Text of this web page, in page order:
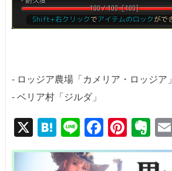
- ロッジア農場「カメリア・ロッジア」
- ベリア村「ジルダ」
X H
at
e
Li
n
e
F
a
c
Pi
nt
er
E
v
er